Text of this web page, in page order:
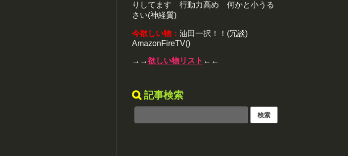
りしてます 行動力高め 何かと小うる
さい(神経質)
今欲しい物： 油田一択！！(冗談)
AmazonFireTV()
→→欲しい物リスト ←←
記事検索